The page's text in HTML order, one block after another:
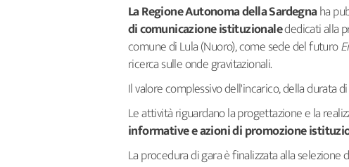
La Regione Autonoma della Sardegnaha
di comunicazione istituzionalededicati alla
comune di Lula (Nuoro), come sede del futuro
ricerca sulle onde gravitazionali.
Il valore complessivo dell'incarico, della durata
Le attività riguardano la progettazione e la
informative e azioni di promozione
La procedura di gara è finalizzata alla